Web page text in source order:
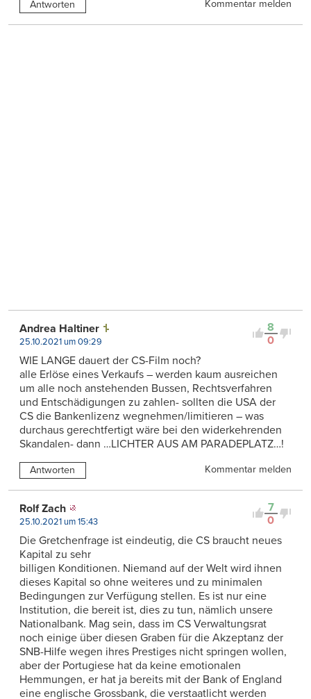
Antworten Kommentar melden
8
0
Andrea Haltiner
25.10.2021 um 09:29
WIE LANGE dauert der CS-Film noch?
alle Erlöse eines Verkaufs – werden kaum ausreichen
um alle noch anstehenden Bussen, Rechtsverfahren
und Entschädigungen zu zahlen- sollten die USA der
CS die Bankenlizenz wegnehmen/limitieren – was
durchaus gerechtfertigt wäre bei den widerkehrenden
Skandalen- dann …LICHTER AUS AM PARADEPLATZ…!
Antworten Kommentar melden
7
0
Rolf Zach
25.10.2021 um 15:43
Die Gretchenfrage ist eindeutig, die CS braucht neues
Kapital zu sehr
billigen Konditionen. Niemand auf der Welt wird ihnen
dieses Kapital so ohne weiteres und zu minimalen
Bedingungen zur Verfügung stellen. Es ist nur eine
Institution, die bereit ist, dies zu tun, nämlich unsere
Nationalbank. Mag sein, dass im CS Verwaltungsrat
noch einige über diesen Graben für die Akzeptanz der
SNB-Hilfe wegen ihres Prestiges nicht springen wollen,
aber der Portugiese hat da keine emotionalen
Hemmungen, er hat ja bereits mit der Bank of England
eine englische Grossbank, die verstaatlicht werden